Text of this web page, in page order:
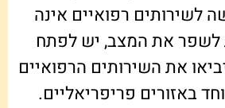
לשירותים רפואיים אינה
את המצב, יש לפתח
את השירותים הרפואיים
באזורים פריפריאליים.